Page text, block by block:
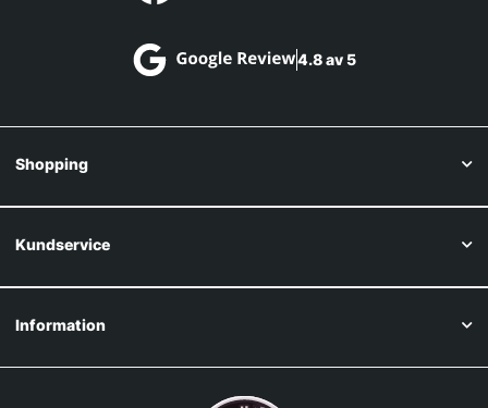
4.8 av 5
Shopping
Kundservice
Information